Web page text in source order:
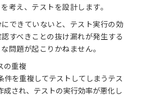
考え、テストを設計します。
できていないと、テスト実行の効
すべきことの抜け漏れが発生する
問題が起こりかねません。
の重複
件を重複してテストしてしまうテス
成され、テストの実行効率が悪化し